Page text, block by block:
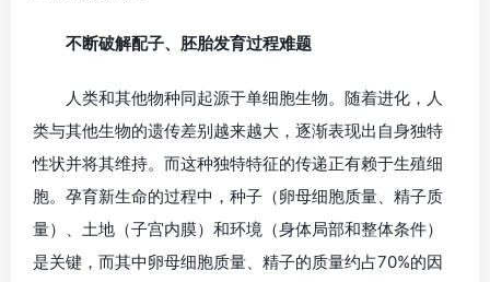
不断破解配子、胚胎发育过程难题
人类和其他物种同起源于单细胞生物。随着进化，人
类与其他生物的遗传差别越来越大，逐渐表现出自身独特
性状并将其维持。而这种独特特征的传递正有赖于生殖细
胞。孕育新生命的过程中，种子（卵母细胞质量、精子质
量）、土地（子宫内膜）和环境（身体局部和整体条件）
是关键，而其中卵母细胞质量、精子的质量约占70%的因